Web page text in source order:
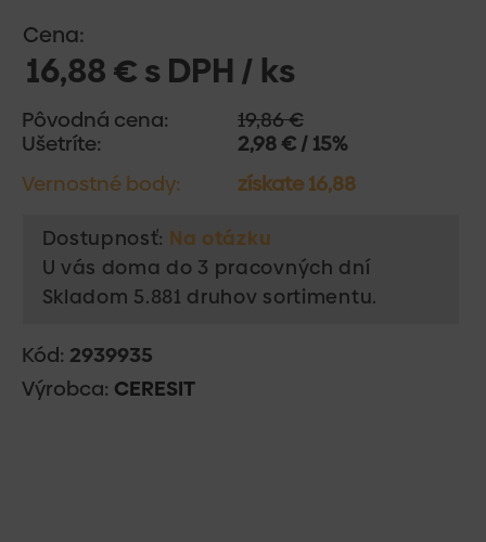
Cena:
16,88 € s DPH / ks
Pôvodná cena:
19,86 €
Ušetríte:
2,98 € / 15%
Vernostné body:
získate 16,88
Dostupnosť: Na otázku
U vás doma do 3 pracovných dní
Skladom 5.881 druhov sortimentu.
Kód: 2939935
Výrobca: CERESIT